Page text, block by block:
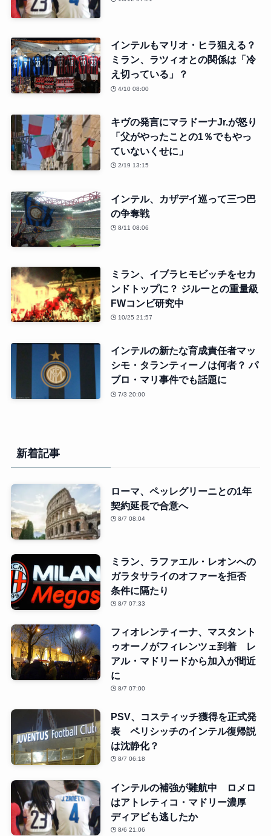
インテルもマリオ・ヒラ狙える？
ミラン、ラツィオとの関係は「冷
え切っている」？
4/10 08:00
キヴの発言にマラドーナJr.が怒り
「父がやったことの1％でもやっ
ていないくせに」
2/19 13:15
インテル、カザデイ巡って三つ巴
の争奪戦
8/11 08:06
ミラン、イブラヒモビッチをセカ
ンドトップに？ ジルーとの重量級
FWコンビ研究中
10/25 21:57
インテルの新たな育成責任者マッ
シモ・タランティーノは何者？ パ
ブロ・マリ事件でも話題に
7/3 20:00
新着記事
ローマ、ペッレグリーニとの1年
契約延長で合意へ
8/7 08:04
ミラン、ラファエル・レオンへの
ガラタサライのオファーを拒否
条件に隔たり
8/7 07:33
フィオレンティーナ、マスタント
ゥオーノがフィレンツェ到着 レ
アル・マドリードから加入が間近
に
8/7 07:00
PSV、コスティッチ獲得を正式発
表 ペリシッチのインテル復帰説
は沈静化？
8/7 06:18
インテルの補強が難航中 ロメロ
はアトレティコ・マドリー濃厚
ディアビも逃したか
8/6 21:06